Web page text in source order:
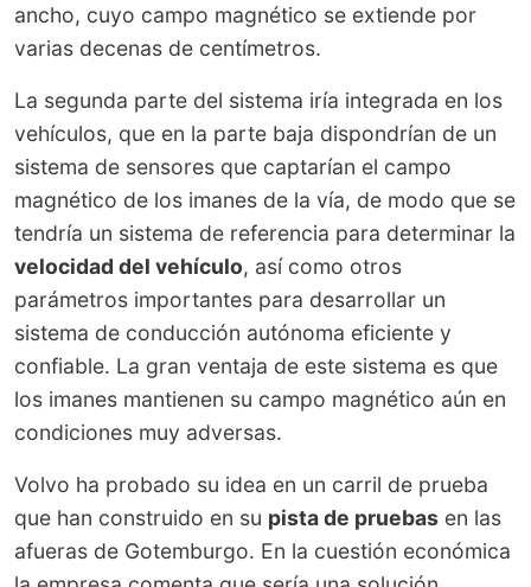
ancho, cuyo campo magnético se extiende por
varias decenas de centímetros.
La segunda parte del sistema iría integrada en los
vehículos, que en la parte baja dispondrían de un
sistema de sensores que captarían el campo
magnético de los imanes de la vía, de modo que se
tendría un sistema de referencia para determinar la
velocidad del vehículo, así como otros
parámetros importantes para desarrollar un
sistema de conducción autónoma eficiente y
confiable. La gran ventaja de este sistema es que
los imanes mantienen su campo magnético aún en
condiciones muy adversas.
Volvo ha probado su idea en un carril de prueba
que han construido en su pista de pruebas en las
afueras de Gotemburgo. En la cuestión económica